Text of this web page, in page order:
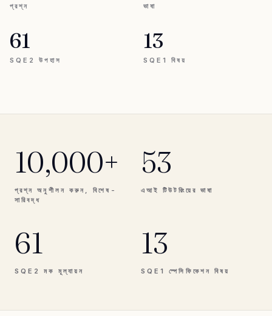
প্রশ্ন ভাষা
61
SQE2 উপহাস
13
SQE1 বিষয়
10,000+
প্রশ্ন অনুশীলন করুন, বিশেষ-
সারিবদ্ধ
53
এআই টিউটরিংয়ের ভাষা
61
SQE2 মক মূল্যায়ন
13
SQE1 স্পেসিফিকেশন বিষয়